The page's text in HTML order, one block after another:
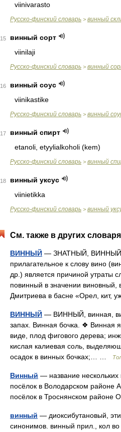
viinivarasto
Русско-финский словарь > винный
15
винный сорт
viinilaji
Русско-финский словарь > винный
16
винный соус
viinikastike
Русско-финский словарь > винный
17
винный спирт
etanoli, etyylialkoholi (kem)
Русско-финский словарь > винный
18
винный уксус
viinietikka
Русско-финский словарь > винный
См. также в других
ВИННЫЙ — ЗНАТНЫЙ, ВИННЫЙ
прилагательное к слову вино
др.) является причиной утраты
повинный в значении виновный,
Дмитриева в басне «Орел, кит,
ВИННЫЙ — ВИННЫЙ, винная,
запах. Винная бочка. ❖ Винная
виде, плод фигового дерева;
кислая калиевая соль,
осадок в винных бочках;… …
Винный — название
посёлок в Володарском районе
посёлок в Троснянском районе
винный — диоксибутановый,
синонимов. винный прил., кол во